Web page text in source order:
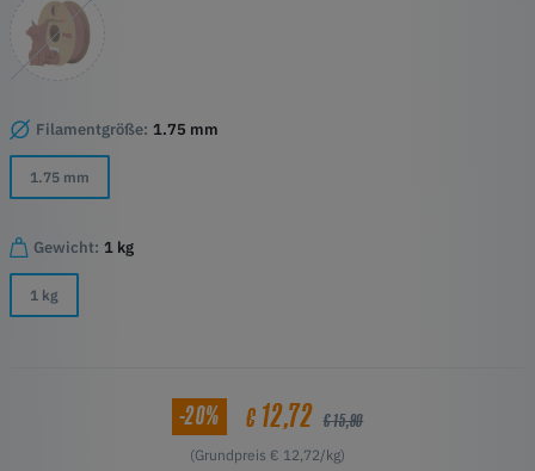
Filamentgröße: 1.75 mm
1.75 mm
Gewicht: 1 kg
1 kg
-20% € 12,72 € 15,90
(Grundpreis € 12,72/kg)